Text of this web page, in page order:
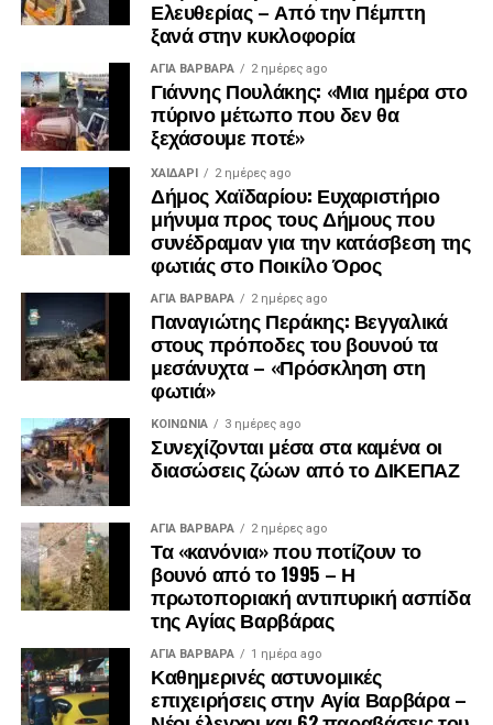
Ελευθερίας – Από την Πέμπτη
ξανά στην κυκλοφορία
ΑΓΙΑ ΒΑΡΒΑΡΑ 2 ημέρες ago
Γιάννης Πουλάκης: «Μια ημέρα στο
πύρινο μέτωπο που δεν θα
ξεχάσουμε ποτέ»
ΧΑΪΔΑΡΙ 2 ημέρες ago
Δήμος Χαϊδαρίου: Ευχαριστήριο
μήνυμα προς τους Δήμους που
συνέδραμαν για την κατάσβεση της
φωτιάς στο Ποικίλο Όρος
ΑΓΙΑ ΒΑΡΒΑΡΑ 2 ημέρες ago
Παναγιώτης Περάκης: Βεγγαλικά
στους πρόποδες του βουνού τα
μεσάνυχτα – «Πρόσκληση στη
φωτιά»
ΚΟΙΝΩΝΊΑ 3 ημέρες ago
Συνεχίζονται μέσα στα καμένα οι
διασώσεις ζώων από το ΔΙΚΕΠΑΖ
ΑΓΙΑ ΒΑΡΒΑΡΑ 2 ημέρες ago
Τα «κανόνια» που ποτίζουν το
βουνό από το 1995 – Η
πρωτοποριακή αντιπυρική ασπίδα
της Αγίας Βαρβάρας
ΑΓΙΑ ΒΑΡΒΑΡΑ 1 ημέρα ago
Καθημερινές αστυνομικές
επιχειρήσεις στην Αγία Βαρβάρα –